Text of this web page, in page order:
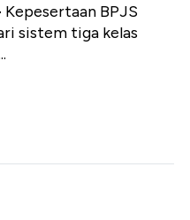
Kepesertaan BPJS
sistem tiga kelas